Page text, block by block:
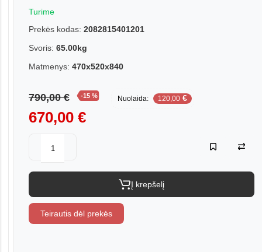
Turime
Prekės kodas: 2082815401201
Svoris: 65.00kg
Matmenys: 470x520x840
790,00 € -15 % Nuolaida: 120,00 €
670,00 €
Į krepšelį
Teirautis dėl prekės